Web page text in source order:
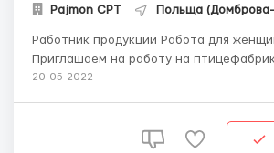
Pajmon CPT Польща (Домброва-
Работник продукции Работа для женщин и мужчин
Приглашаем на работу на
птицефабрика является крупным
постоянным ветеринарным надзором,
20-05-2022